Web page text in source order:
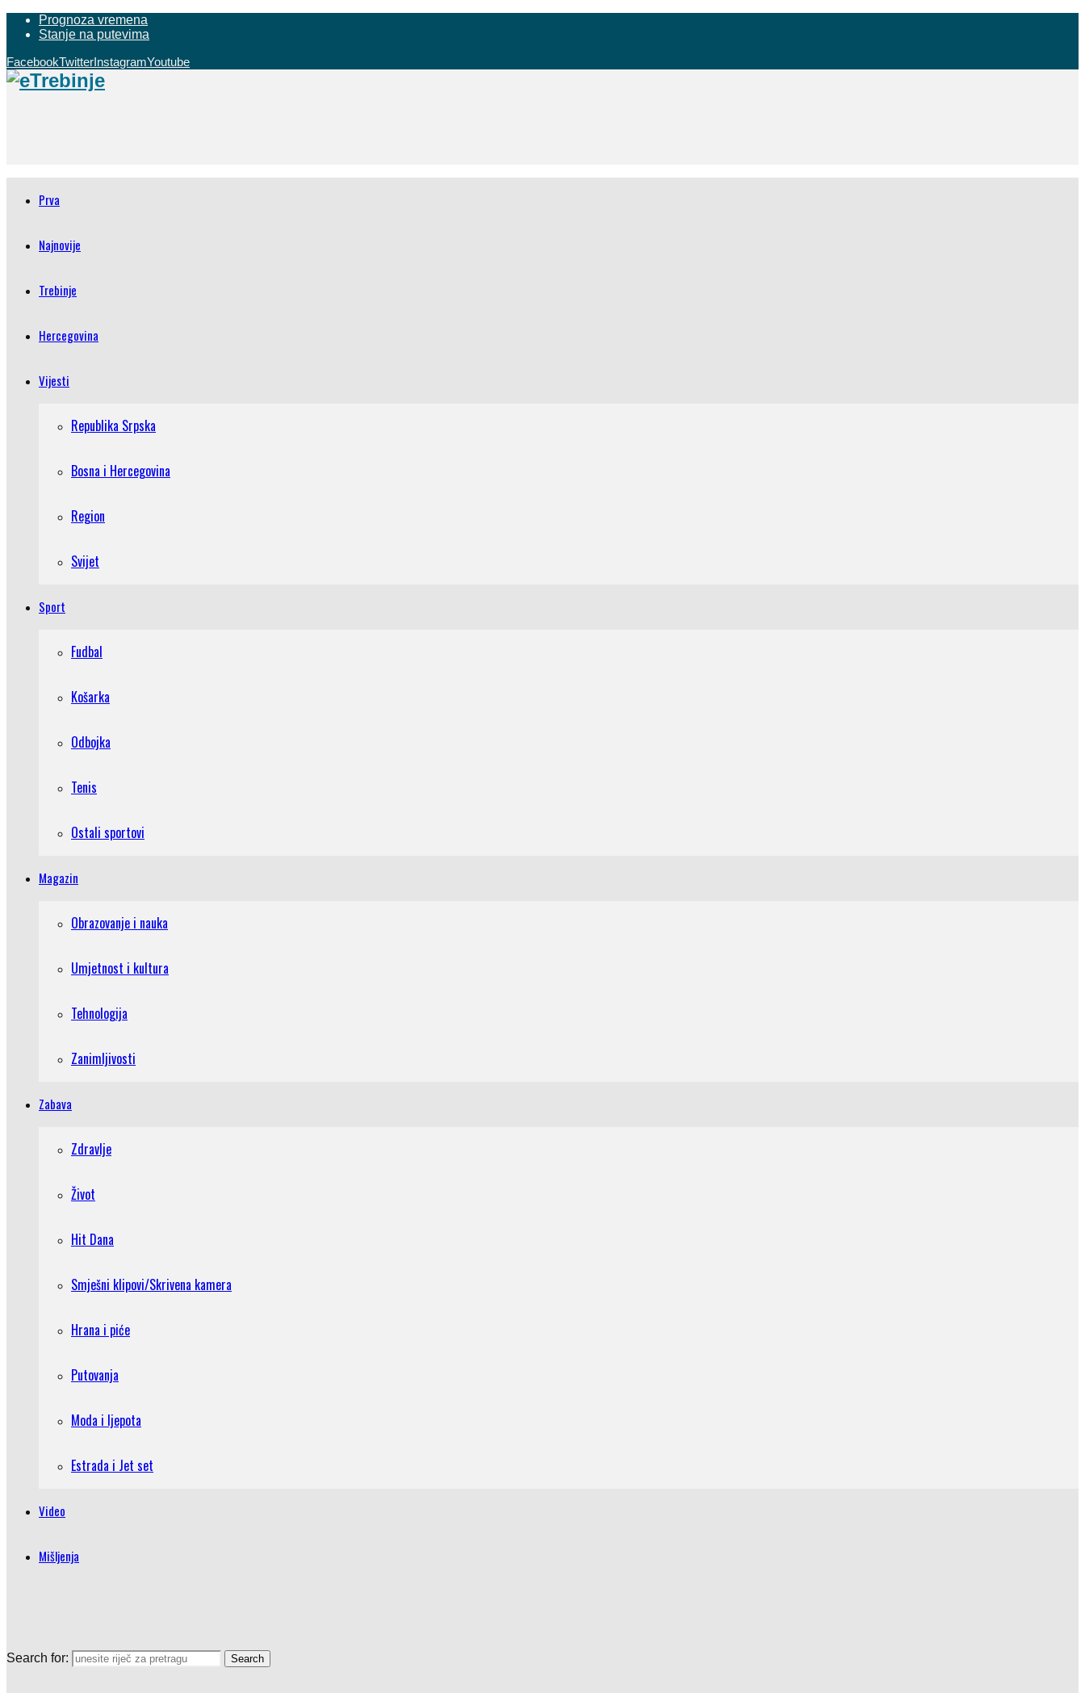
Prognoza vremena
Stanje na putevima
FacebookTwitterInstagramYoutube
Prva
Najnovije
Trebinje
Hercegovina
Vijesti
Republika Srpska
Bosna i Hercegovina
Region
Svijet
Sport
Fudbal
Košarka
Odbojka
Tenis
Ostali sportovi
Magazin
Obrazovanje i nauka
Umjetnost i kultura
Tehnologija
Zanimljivosti
Zabava
Zdravlje
Život
Hit Dana
Smješni klipovi/Skrivena kamera
Hrana i piće
Putovanja
Moda i ljepota
Estrada i Jet set
Video
Mišljenja
Search for: Search